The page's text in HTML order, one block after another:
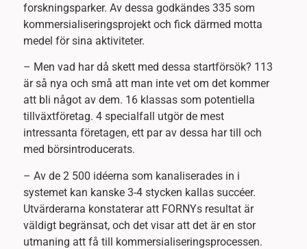
forskningsparker. Av dessa godkändes 335 som
kommersialiseringsprojekt och fick därmed motta
medel för sina aktiviteter.
– Men vad har då skett med dessa startförsök? 113
är så nya och små att man inte vet om det kommer
att bli något av dem. 16 klassas som potentiella
tillväxtföretag. 4 specialfall utgör de mest
intressanta företagen, ett par av dessa har till och
med börsintroducerats.
– Av de 2 500 idéerna som kanaliserades in i
systemet kan kanske 3-4 stycken kallas succéer.
Utvärderarna konstaterar att FORNYs resultat är
väldigt begränsat, och det visar att det är en stor
utmaning att få till kommersialiseringsprocessen.